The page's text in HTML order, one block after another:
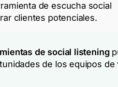
de escucha social
clientes potenciales.
de social listening
de los equipos de